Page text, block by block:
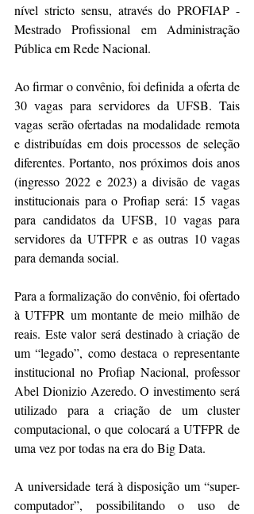
nível stricto sensu, através do PROFIAP -
Mestrado Profissional em Administração
Pública em Rede Nacional.
Ao firmar o convênio, foi definida a oferta de
30 vagas para servidores da UFSB. Tais
vagas serão ofertadas na modalidade remota
e distribuídas em dois processos de seleção
diferentes. Portanto, nos próximos dois anos
(ingresso 2022 e 2023) a divisão de vagas
institucionais para o Profiap será: 15 vagas
para candidatos da UFSB, 10 vagas para
servidores da UTFPR e as outras 10 vagas
para demanda social.
Para a formalização do convênio, foi ofertado
à UTFPR um montante de meio milhão de
reais. Este valor será destinado à criação de
um “legado”, como destaca o representante
institucional no Profiap Nacional, professor
Abel Dionizio Azeredo. O investimento será
utilizado para a criação de um cluster
computacional, o que colocará a UTFPR de
uma vez por todas na era do Big Data.
A universidade terá à disposição um “super-
computador”, possibilitando o uso de